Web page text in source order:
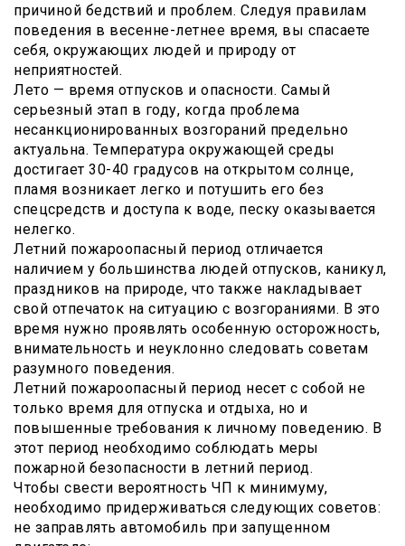
причиной бедствий и проблем. Следуя правилам
поведения в весенне-летнее время, вы спасаете
себя, окружающих людей и природу от
неприятностей.
Лето — время отпусков и опасности. Самый
серьезный этап в году, когда проблема
несанкционированных возгораний предельно
актуальна. Температура окружающей среды
достигает 30-40 градусов на открытом солнце,
пламя возникает легко и потушить его без
спецсредств и доступа к воде, песку оказывается
нелегко.
Летний пожароопасный период отличается
наличием у большинства людей отпусков, каникул,
праздников на природе, что также накладывает
свой отпечаток на ситуацию с возгораниями. В это
время нужно проявлять особенную осторожность,
внимательность и неуклонно следовать советам
разумного поведения.
Летний пожароопасный период несет с собой не
только время для отпуска и отдыха, но и
повышенные требования к личному поведению. В
этот период необходимо соблюдать меры
пожарной безопасности в летний период.
Чтобы свести вероятность ЧП к минимуму,
необходимо придерживаться следующих советов:
не заправлять автомобиль при запущенном